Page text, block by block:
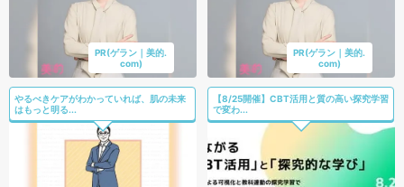
PR(ゲラン｜美的.
com)
PR(ゲラン｜美的.
com)
やるべきケアがわかっていれば、肌の未来
はもっと明る...
【8/25開催】CBT活用と質の高い探究学習
で変わ...